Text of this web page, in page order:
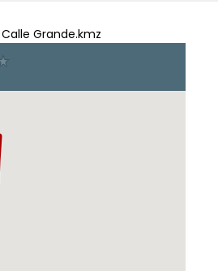
Calle Grande.kmz